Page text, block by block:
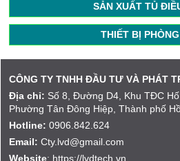
SẢN XUẤT TỦ
THIẾT BỊ
CÔNG TY TNHH ĐẦU TƯ VÀ PHÁT
Địa chỉ: Số 8, Đường D4, Khu TĐC
Phường Tân Đông Hiệp, Thành phố
Hotline: 0906.842.624
Email: Cty.lvd@gmail.com
Website: https://lvdtech.vn